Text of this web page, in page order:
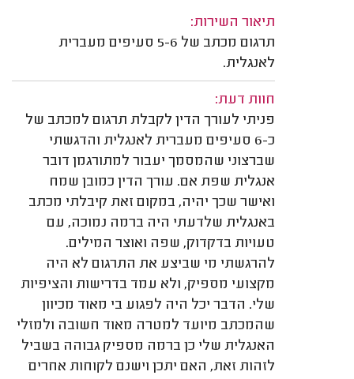
תיאור השירות:
תרגום מכתב של 5-6 סעיפים מעברית
לאנגלית.
חוות דעת:
פניתי לעורך הדין לקבלת תרגום למכתב של
כ-6 סעיפים מעברית לאנגלית והדגשתי
שברצוני שהמסמך יעבור למתורגמן דובר
אנגלית שפת אם. עורך הדין כמובן שמח
ואישר שכך יהיה, במקום זאת קיבלתי מכתב
באנגלית שלדעתי היה ברמה נמוכה, עם
טעויות בדקדוק, שפה ואוצר המילים.
להרגשתי מי שביצע את התרגום לא היה
מקצועי מספיק, ולא עמד בדרישות והציפיות
שלי. הדבר יכל היה לפגוע בי מאוד מכיוון
שהמכתב מיועד למטרה מאוד חשובה ולמזלי
האנגלית שלי כן ברמה מספיק גבוהה בשביל
לזהות זאת, האם יתכן וישנם לקוחות אחרים